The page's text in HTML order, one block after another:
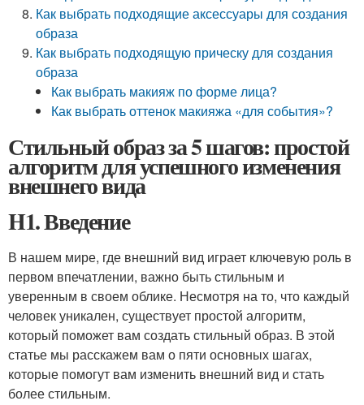
Как выбрать подходящие аксессуары для создания
образа
Как выбрать подходящую прическу для создания
образа
Как выбрать макияж по форме лица?
Как выбрать оттенок макияжа «для события»?
Стильный образ за 5 шагов: простой
алгоритм для успешного изменения
внешнего вида
H1. Введение
В нашем мире, где внешний вид играет ключевую роль в
первом впечатлении, важно быть стильным и
уверенным в своем облике. Несмотря на то, что каждый
человек уникален, существует простой алгоритм,
который поможет вам создать стильный образ. В этой
статье мы расскажем вам о пяти основных шагах,
которые помогут вам изменить внешний вид и стать
более стильным.